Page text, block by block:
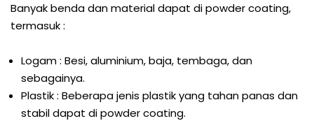
Banyak benda dan material dapat di powder coating,
termasuk :
Logam : Besi, aluminium, baja, tembaga, dan
sebagainya.
Plastik : Beberapa jenis plastik yang tahan panas dan
stabil dapat di powder coating.